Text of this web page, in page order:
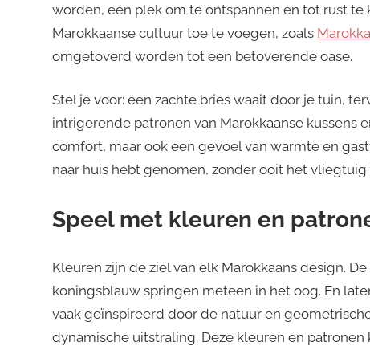
worden, een plek om te ontspannen en tot rust
Marokkaanse cultuur toe te voegen, zoals
omgetoverd worden tot een betoverende oase.
Stel je voor: een zachte bries waait door je tuin,
intrigerende patronen van Marokkaanse kussens
comfort, maar ook een gevoel van warmte en
naar huis hebt genomen, zonder ooit het vliegtuig
Speel met kleuren en
Kleuren zijn de ziel van elk Marokkaans design.
koningsblauw springen meteen in het oog. En
vaak geïnspireerd door de natuur en
dynamische uitstraling. Deze kleuren en